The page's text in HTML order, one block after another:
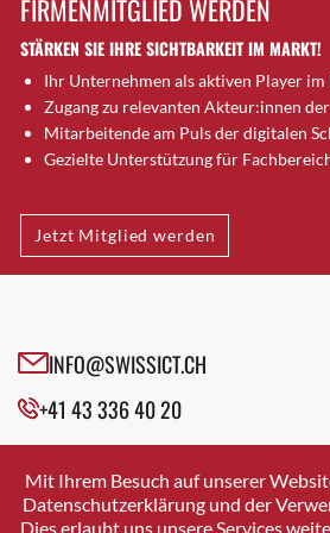
Brütten
Bubendorf
Bubikon
Buchs (SG)
Burgdorf
Bülach
Cazis
Cham
Davos Platz
Davos Platz 1
Dietikon
Dietlikon
FIRMENMITGLIED WERDEN
STÄRKEN SIE IHRE SICHTBARKEIT IM MARKT!
Ihr Unternehmen als aktiven Player im
Zugang zu relevanten Akteur:innen
Mitarbeitende am Puls der digitalen
Gezielte Unterstützung für
Jetzt Mitglied werden
INFO@SWISSICT.CH
+41 43 336 40 20
SWISSICT
VULKANSTRASSE 120
8048 ZURICH
Mit Ihrem Besuch auf unserer
Datenschutzerklärung und der
Dies erlaubt uns unsere Services